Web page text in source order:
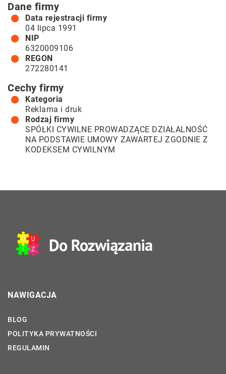
Dane firmy
Data rejestracji firmy
04 lipca 1991
NIP
6320009106
REGON
272280141
Cechy firmy
Kategoria
Reklama i druk
Rodzaj firmy
SPÓŁKI CYWILNE PROWADZĄCE DZIAŁALNOŚĆ
NA PODSTAWIE UMOWY ZAWARTEJ ZGODNIE Z
KODEKSEM CYWILNYM
NAWIGACJA
BLOG
POLITYKA PRYWATNOŚCI
REGULAMIN